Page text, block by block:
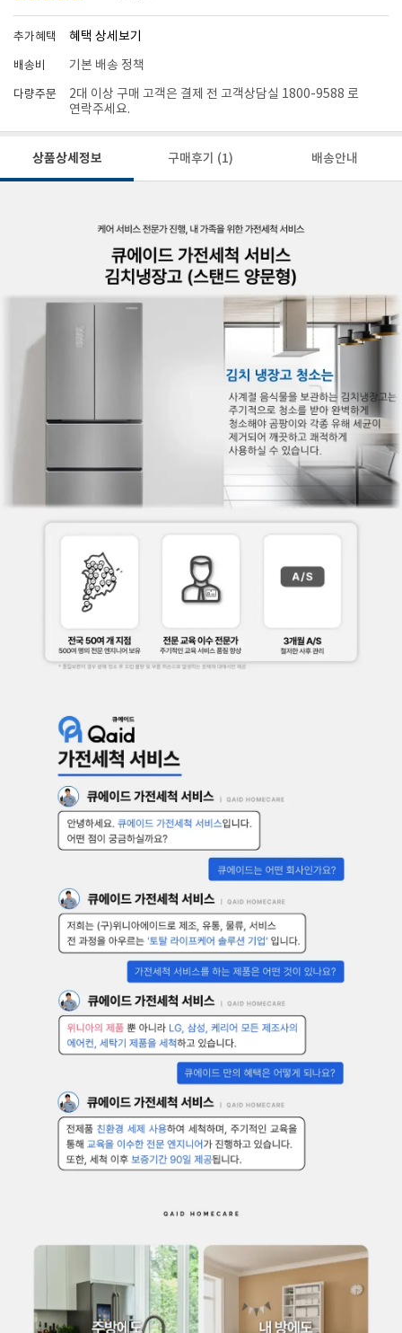
추가혜택 혜택 상세보기
배송비 기본 배송 정책
다량주문
2대 이상 구매 고객은 결제 전 고객상담실 1800-9588 로
연락주세요.
상품상세정보 구매후기 (1) 배송안내